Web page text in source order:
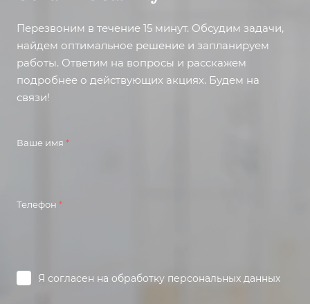
Перезвоним в течение 15 минут. Обсудим задачи,
найдем оптимальное решение и запланируем
работы. Ответим на вопросы и расскажем
подробнее о действующих акциях. Будем на
связи!
Ваше имя *
Телефон *
Я согласен на обработку персональных данных